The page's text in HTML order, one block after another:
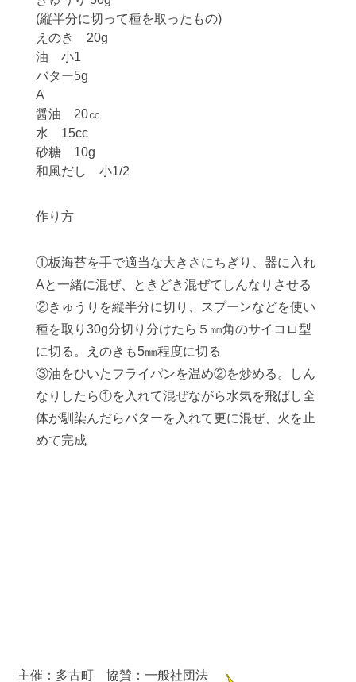
(縦半分に切って種を取ったもの)
えのき 20g
油 小1
バター5g
A
醤油 20㏄
水 15cc
砂糖 10g
和風だし 小1/2
作り方
①板海苔を手で適当な大きさにちぎり、器に入れ
Aと一緒に混ぜ、ときどき混ぜてしんなりさせる
②きゅうりを縦半分に切り、スプーンなどを使い
種を取り30g分切り分けたら５㎜角のサイコロ型
に切る。えのきも5㎜程度に切る
③油をひいたフライパンを温め②を炒める。しん
なりしたら①を入れて混ぜながら水気を飛ばし全
体が馴染んだらバターを入れて更に混ぜ、火を止
めて完成
主催：多古町 協賛：一般社団法